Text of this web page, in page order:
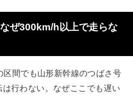
ぜ300km/h以上で走らな
区間でも山形新幹線のつばさ号
行わない。なぜここでも遅い